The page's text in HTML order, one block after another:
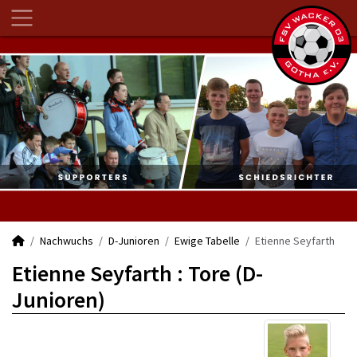
Nachwuchs D-Junioren Ewige Tabelle Etienne Seyfarth
Etienne Seyfarth : Tore (D-
Junioren)